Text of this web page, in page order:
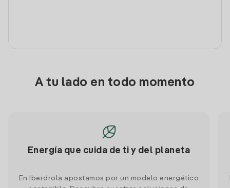
A tu lado en todo momento
Energía que cuida de ti y del planeta
En Iberdrola apostamos por un modelo energético